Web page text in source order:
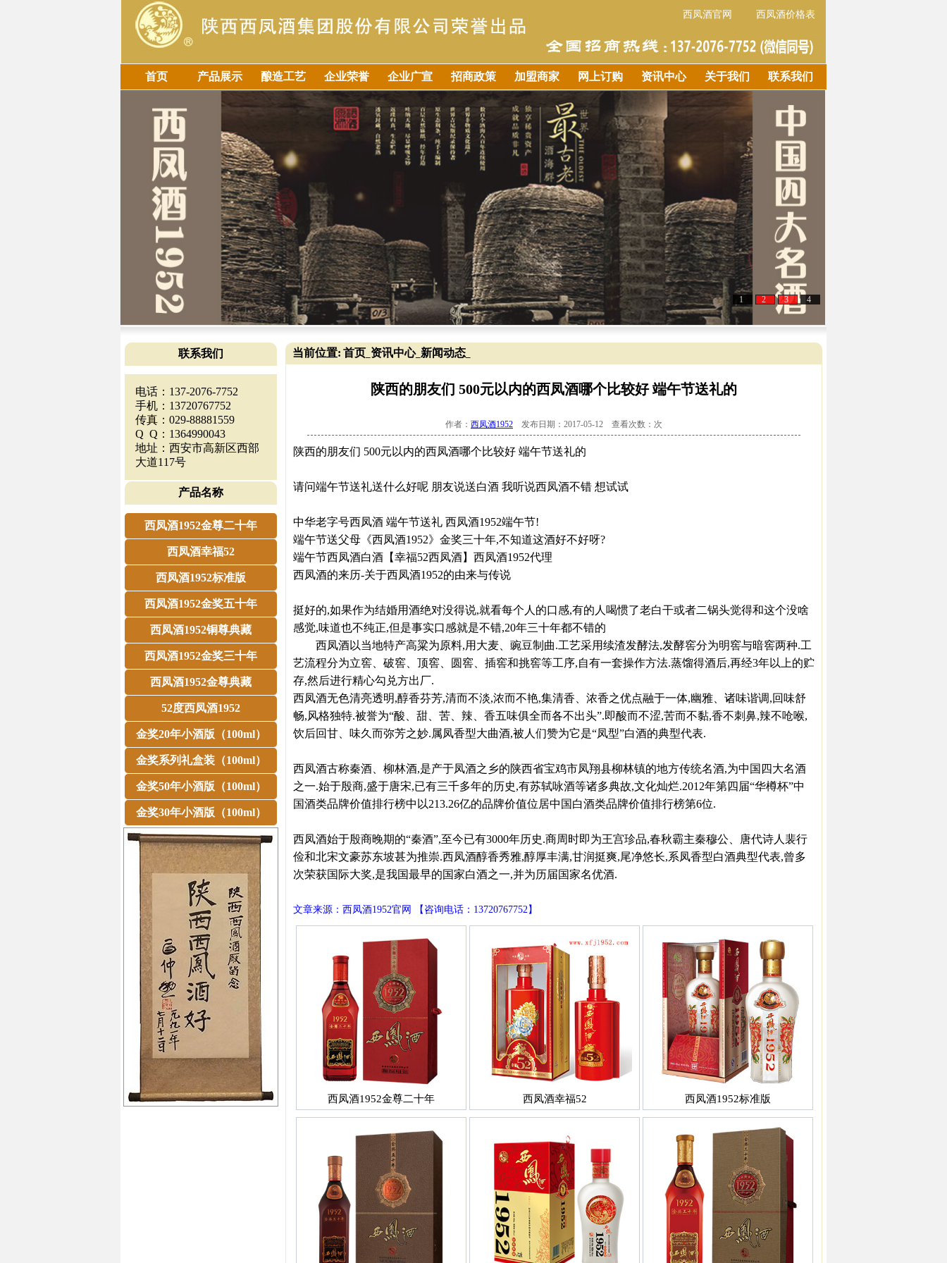
西凤酒官网 西凤酒价格表
首页 产品展示 酿造工艺 企业荣誉 企业广宣 招商政策 加盟商家 网上订购 资讯中心 关于我们 联系我们
1 2 3 4
联系我们
电话：137-2076-7752
手机：13720767752
传真：029-88881559
Q Q：1364990043
地址：西安市高新区西部
大道117号
产品名称
西凤酒1952金尊二十年
西凤酒幸福52
西凤酒1952标准版
西凤酒1952金奖五十年
西凤酒1952铜尊典藏
西凤酒1952金奖三十年
西凤酒1952金尊典藏
52度西凤酒1952
金奖20年小酒版（100ml）
金奖系列礼盒装（100ml）
金奖50年小酒版（100ml）
金奖30年小酒版（100ml）
当前位置: 首页 资讯中心_ 新闻动态
陕西的朋友们 500元以内的西凤酒哪个比较好 端午节送礼的
作者： 西凤酒1952 发布日期：2017-05-12 查看次数： 次
陕西的朋友们 500元以内的西凤酒哪个比较好 端午节送礼的
请问端午节送礼送什么好呢 朋友说送白酒 我听说西凤酒不错 想试试
中华老字号西凤酒 端午节送礼 西凤酒1952端午节!
端午节送父母《西凤酒1952》金奖三十年,不知道这酒好不好呀?
端午节西凤酒白酒【幸福52西凤酒】西凤酒1952代理
西凤酒的来历-关于西凤酒1952的由来与传说
挺好的,如果作为结婚用酒绝对没得说,就看每个人的口感,有的人喝惯了老白干或者二锅头觉得和这个没啥
感觉,味道也不纯正,但是事实口感就是不错,20年三十年都不错的
西凤酒以当地特产高粱为原料,用大麦、豌豆制曲.工艺采用续渣发酵法,发酵窖分为明窖与暗窖两种.工
艺流程分为立窖、破窖、顶窖、圆窖、插窖和挑窖等工序,自有一套操作方法.蒸馏得酒后,再经3年以上的贮
存,然后进行精心勾兑方出厂.
西凤酒无色清亮透明,醇香芬芳,清而不淡,浓而不艳,集清香、浓香之优点融于一体,幽雅、诸味谐调,回味舒
畅,风格独特.被誉为“酸、甜、苦、辣、香五味俱全而各不出头”.即酸而不涩,苦而不黏,香不刺鼻,辣不呛喉,
饮后回甘、味久而弥芳之妙.属凤香型大曲酒,被人们赞为它是“凤型”白酒的典型代表.
西凤酒古称秦酒、柳林酒,是产于凤酒之乡的陕西省宝鸡市凤翔县柳林镇的地方传统名酒,为中国四大名酒
之一.始于殷商,盛于唐宋,已有三千多年的历史,有苏轼咏酒等诸多典故,文化灿烂.2012年第四届“华樽杯”中
国酒类品牌价值排行榜中以213.26亿的品牌价值位居中国白酒类品牌价值排行榜第6位.
西凤酒始于殷商晚期的“秦酒”,至今已有3000年历史.商周时即为王宫珍品,春秋霸主秦穆公、唐代诗人裴行
俭和北宋文豪苏东坡甚为推崇.西凤酒醇香秀雅,醇厚丰满,甘润挺爽,尾净悠长,系凤香型白酒典型代表,曾多
次荣获国际大奖,是我国最早的国家白酒之一,并为历届国家名优酒.
文章来源：西凤酒1952官网 【咨询电话：13720767752】
西凤酒1952金尊二十年 西凤酒幸福52 西凤酒1952标准版